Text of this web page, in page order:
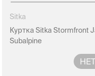
Sitka
Куртка Sitka Stormfront
Subalpine